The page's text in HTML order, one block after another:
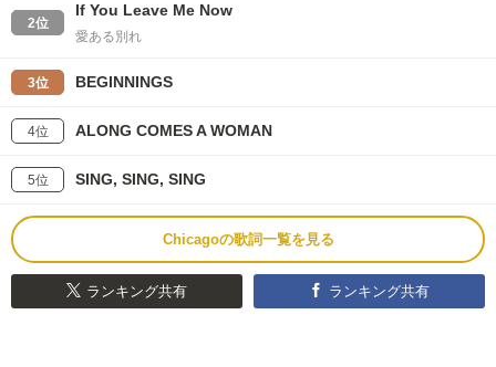
2位
If You Leave Me Now
愛ある別れ
3位 BEGINNINGS
4位 ALONG COMES A WOMAN
5位 SING, SING, SING
Chicagoの歌詞一覧を見る
ランキング共有 ランキング共有